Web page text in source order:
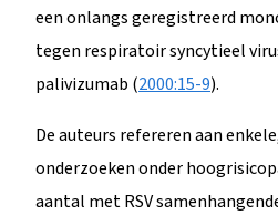
een onlangs geregistreerd
tegen respiratoir syncytieel
palivizumab (2000:15-9).
De auteurs refereren aan
onderzoeken onder
aantal met RSV